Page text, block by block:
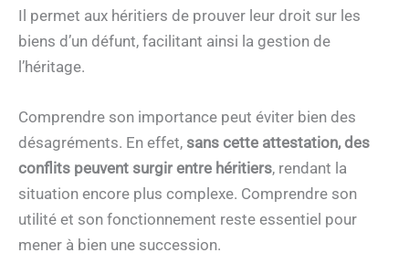
Il permet aux héritiers de prouver leur droit sur les
biens d’un défunt, facilitant ainsi la gestion de
l’héritage.
Comprendre son importance peut éviter bien des
désagréments. En effet, sans cette attestation, des
conflits peuvent surgir entre héritiers, rendant la
situation encore plus complexe. Comprendre son
utilité et son fonctionnement reste essentiel pour
mener à bien une succession.